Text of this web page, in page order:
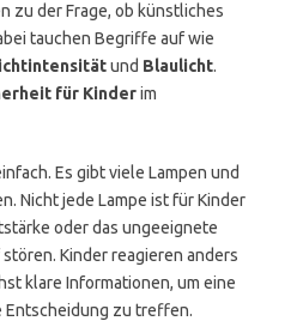
zu der Frage, ob künstliches
tauchen Begriffe auf wie
und Blaulicht.
für Kinderim
Es gibt viele Lampen und
Nicht jede Lampe ist für Kinder
oder das ungeeignete
Kinder reagieren anders
klare Informationen, um eine
zu treffen.